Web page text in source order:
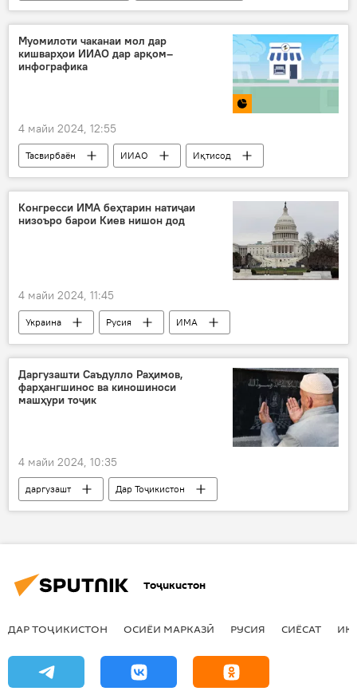
Русия
Рӯйдод, ҷиноят ва ҳолатҳои фавқулода
Муомилоти чаканаи мол дар
кишварҳои ИИАО дар арқом–
инфографика
4 майи 2024, 12:55
Тасвирбаён ИИАО Иқтисод
Конгресси ИМА беҳтарин натиҷаи
низоъро барои Киев нишон дод
4 майи 2024, 11:45
Украина Русия
ИМА
низоъ
Смит музокирот
Даргузашти Саъдулло Раҳимов,
фарҳангшинос ва киношиноси
машҳури тоҷик
4 майи 2024, 10:35
даргузашт
Дар Тоҷикистон
Фарҳанг
Синамо
Тоҷикистон
ДАР ТОҶИКИСТОН ОСИЁИ МАРКАЗӢ РУСИЯ СИЁСАТ